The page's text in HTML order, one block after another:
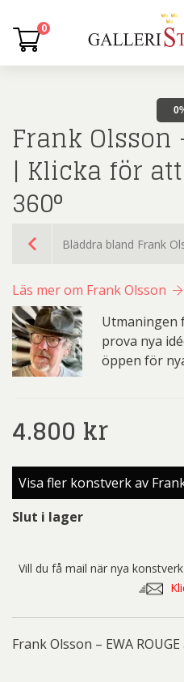
0
Frank Olsson
| Klicka för
360°
Bläddra bland Frank
Läs mer om Frank Olsson
Utmaningen
prova nya
öppen för
4.800 kr
Visa fler konstverk av
Slut i lager
Vill du få mail när nya
Frank Olsson – EWA